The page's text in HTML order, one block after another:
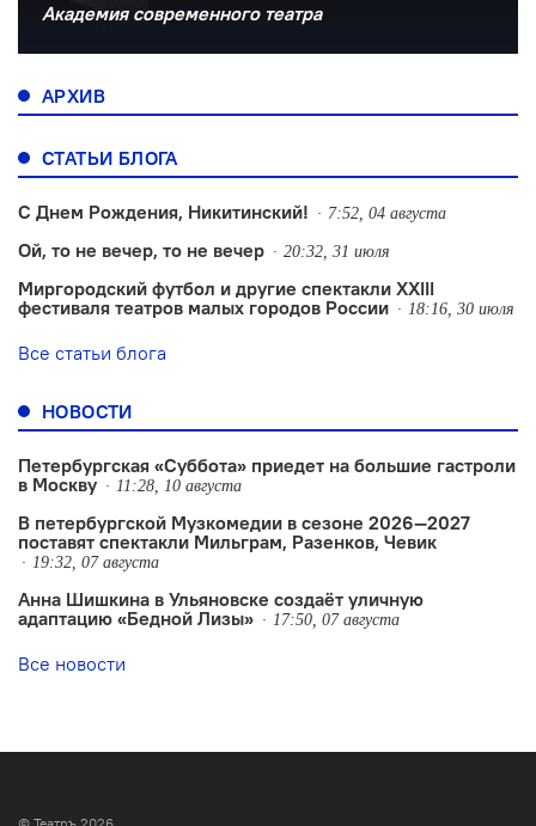
Академия современного театра
АРХИВ
СТАТЬИ БЛОГА
С Днем Рождения, Никитинский! 7:52, 04 августа
Ой, то не вечер, то не вечер 20:32, 31 июля
Миргородский футбол и другие спектакли XXIII
фестиваля театров малых городов России
18:16, 30 июля
Все статьи блога
НОВОСТИ
Петербургская «Суббота» приедет на большие гастроли
в Москву
11:28, 10 августа
В петербургской Музкомедии в сезоне 2026—2027
поставят спектакли Мильграм, Разенков, Чевик
19:32, 07 августа
Анна Шишкина в Ульяновске создаëт уличную
адаптацию «Бедной Лизы»
17:50, 07 августа
Все новости